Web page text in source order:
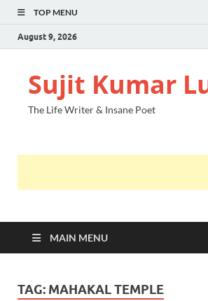
TOP MENU
August 9, 2026
Sujit Kumar
The Life Writer & Insane Poet
MAIN MENU
TAG: MAHAKAL TEMPLE